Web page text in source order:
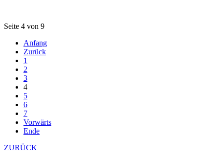
Seite 4 von 9
Anfang
Zurück
1
2
3
4
5
6
7
Vorwärts
Ende
ZURÜCK